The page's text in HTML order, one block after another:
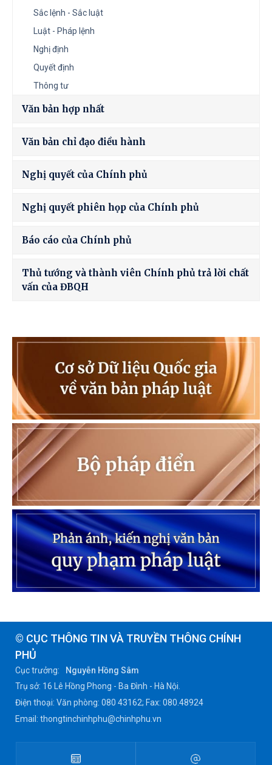
Sắc lệnh - Sắc luật
Luật - Pháp lệnh
Nghị định
Quyết định
Thông tư
Văn bản hợp nhất
Văn bản chỉ đạo điều hành
Nghị quyết của Chính phủ
Nghị quyết phiên họp của Chính phủ
Báo cáo của Chính phủ
Thủ tướng và thành viên Chính phủ trả lời chất
vấn của ĐBQH
© CỤC THÔNG TIN VÀ TRUYỀN THÔNG CHÍNH
PHỦ
Cục trưởng:
Nguyễn Hồng Sâm
Trụ sở: 16 Lê Hồng Phong - Ba Đình - Hà Nội.
Điện thoại: Văn phòng: 080 43162; Fax: 080.48924
Email: thongtinchinhphu@chinhphu.vn